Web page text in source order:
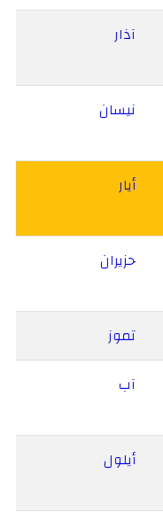
آذار
نيسان
أيار
حزيران
تموز
آب
أيلول